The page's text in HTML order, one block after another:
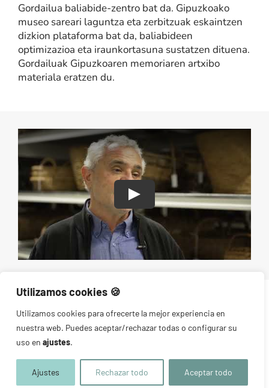
Utilizamos cookies 🍪​
Utilizamos cookies para ofrecerte la mejor experiencia en
nuestra web. Puedes aceptar/rechazar todas o configurar su
uso en ajustes.
Ajustes Rechazar todo Aceptar todo
Gordailua baliabide-zentro bat da. Gipuzkoako
museo sareari laguntza eta zerbitzuak eskaintzen
dizkion plataforma bat da, baliabideen
optimizazioa eta iraunkortasuna sustatzen dituena.
Gordailuak Gipuzkoaren memoriaren artxibo
materiala eratzen du.
Play
LUPA Lab © 2026 |Política privacidad|Aviso legal|Cookies| Diseño
web:8imedia Estudio